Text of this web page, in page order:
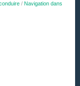
/ Navigation dans